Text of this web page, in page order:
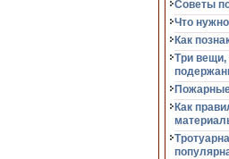
Советы
Что нужно
Как
Три вещи,
Как